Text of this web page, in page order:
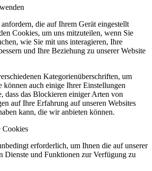
die auf Ihrem Gerät eingestellt
Cookies, um uns mitzuteilen, wenn Sie
wie Sie mit uns interagieren, Ihre
und Ihre Beziehung zu unserer Website
Kategorienüberschriften, um
können auch einige Ihrer Einstellungen
dass das Blockieren einiger Arten von
auf Ihre Erfahrung auf unseren Websites
kann, die wir anbieten können.
Cookies
erforderlich, um Ihnen die auf unserer
Dienste und Funktionen zur Verfügung zu